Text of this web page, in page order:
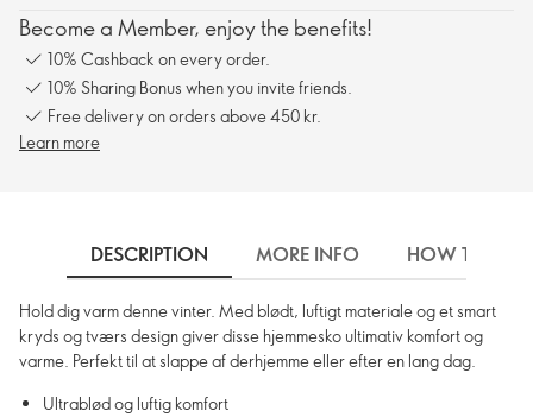
Become a Member, enjoy the benefits!
10% Cashback on every order.
10% Sharing Bonus when you invite friends.
Free delivery on orders above 450 kr.
Learn more
DESCRIPTION MORE INFO HOW TO USE
Hold dig varm denne vinter. Med blødt, luftigt materiale og et smart
kryds og tværs design giver disse hjemmesko ultimativ komfort og
varme. Perfekt til at slappe af derhjemme eller efter en lang dag.
Ultrablød og luftig komfort